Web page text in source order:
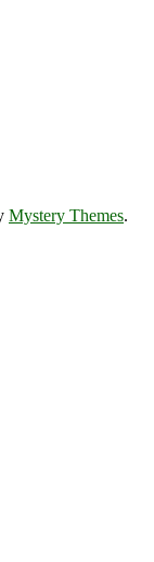
Mystery Themes.